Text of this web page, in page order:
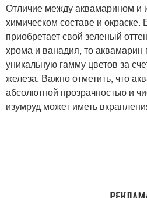
Отличие между аквамарином и
химическом составе и окраске.
приобретает свой зеленый
хрома и ванадия, то аквамарин
уникальную гамму цветов за
железа. Важно отметить, что
абсолютной прозрачностью и
изумруд может иметь